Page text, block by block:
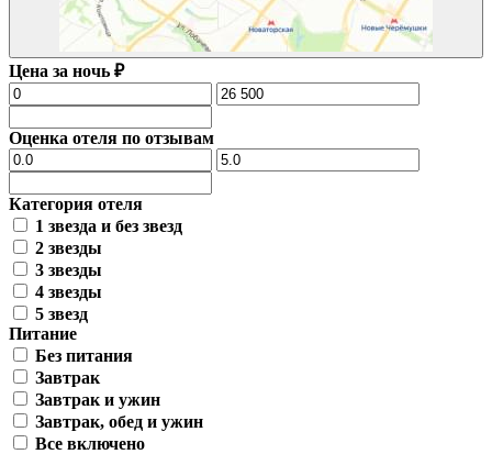
Цена за ночь ₽
Оценка отеля по отзывам
Категория отеля
1 звезда и без звезд
2 звезды
3 звезды
4 звезды
5 звезд
Питание
Без питания
Завтрак
Завтрак и ужин
Завтрак, обед и ужин
Все включено